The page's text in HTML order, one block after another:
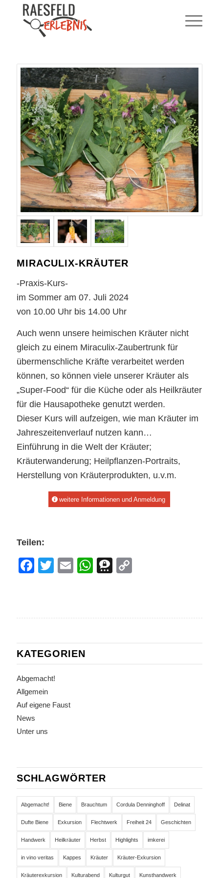
MIRACULIX-KRÄUTER
-Praxis-Kurs-
im Sommer am 07. Juli 2024
von 10.00 Uhr bis 14.00 Uhr
Auch wenn unsere heimischen Kräuter nicht
gleich zu einem Miraculix-Zaubertrunk für
übermenschliche Kräfte verarbeitet werden
können, so können viele unserer Kräuter als
„Super-Food“ für die Küche oder als Heilkräuter
für die Hausapotheke genutzt werden.
Dieser Kurs will aufzeigen, wie man Kräuter im
Jahreszeitenverlauf nutzen kann…
Einführung in die Welt der Kräuter;
Kräuterwanderung; Heilpflanzen-Portraits,
Herstellung von Kräuterprodukten, u.v.m.
weitere Informationen und Anmeldung
Teilen:
Facebook
Twitter
EmailWhatsApp
Threema
KATEGORIEN
Abgemacht!
Allgemein
Auf eigene Faust
News
Unter uns
SCHLAGWÖRTER
Abgemacht! Biene Brauchtum Cordula Denninghoff Delinat
Dufte Biene Exkursion Flechtwerk Freiheit 24 Geschichten
Handwerk Heilkräuter Herbst Highlights imkerei
in vino veritas Kappes Kräuter Kräuter-Exkursion
Kräuterexkursion Kulturabend Kulturgut Kunsthandwerk